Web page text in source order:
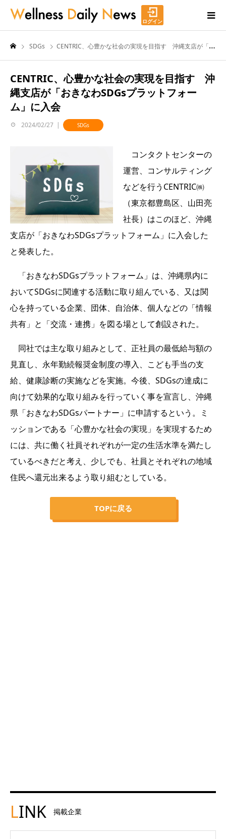
ログイン
SDGs CENTRIC、心豊かな社会の実現を目指す 沖縄支店が「おきなわSDGsプラットフォーム」に入会
CENTRIC、心豊かな社会の実現を目指す 沖
縄支店が「おきなわSDGsプラットフォー
ム」に入会
2024/02/27 SDGs
コンタクトセンターの
運営、コンサルティング
などを行うCENTRIC㈱
（東京都豊島区、山田亮
社長）はこのほど、沖縄
支店が「おきなわSDGsプラットフォーム」に入会した
と発表した。
「おきなわSDGsプラットフォーム」は、沖縄県内に
おいてSDGsに関連する活動に取り組んでいる、又は関
心を持っている企業、団体、自治体、個人などの「情報
共有」と「交流・連携」を図る場として創設された。
同社では主な取り組みとして、正社員の最低給与額の
見直し、永年勤続報奨金制度の導入、こども手当の支
給、健康診断の実施などを実施。今後、SDGsの達成に
向けて効果的な取り組みを行っていく事を宣言し、沖縄
県「おきなわSDGsパートナー」に申請するという。ミ
ッションである「心豊かな社会の実現」を実現するため
には、共に働く社員それぞれが一定の生活水準を満たし
ているべきだと考え、少しでも、社員とそれぞれの地域
住民へ還元出来るよう取り組むとしている。
TOPに戻る
LINK 掲載企業